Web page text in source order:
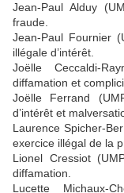
Jean-Paul Alduy
fraude.
Jean-Paul Fournier
illégale d’intérêt.
Joëlle Ceccaldi-
diffamation et
Joëlle Ferrand
d’intérêt et
Laurence Spicher-
exercice illégal de la
Lionel Cressiot
diffamation.
Lucette Michaux-